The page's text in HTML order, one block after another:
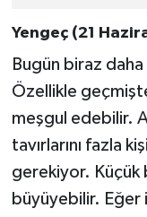
Yengeç (21
Bugün biraz
Özellikle
meşgul edebilir.
tavırlarını fazla
gerekiyor. Küçük
büyüyebilir. Eğer